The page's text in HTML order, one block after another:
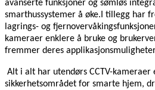
avanserte funksjoner og sømløs
smarthussystemer å øke.I tillegg har
lagrings- og
kameraer enklere å bruke og
fremmer deres
Alt i alt har utendørs CCTV-
sikkerhetsområdet for smarte hjem,